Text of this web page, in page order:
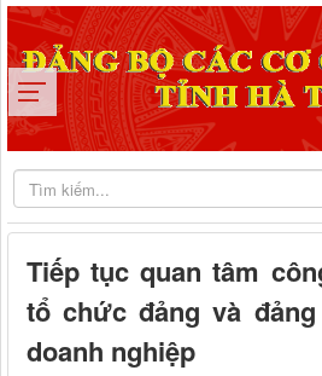
Tiếp tục quan tâm
tổ chức đảng và
doanh nghiệp